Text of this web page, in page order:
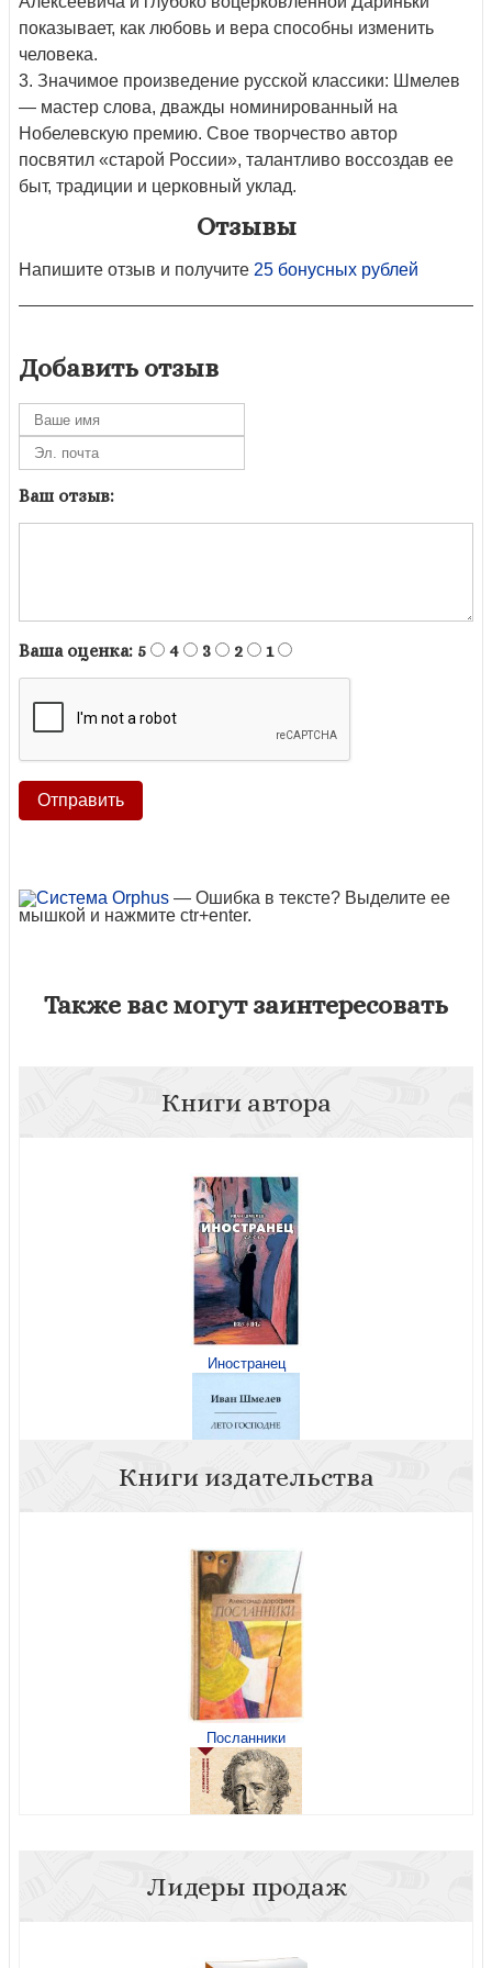
показывает, как любовь и вера способны изменить
человека.
3. Значимое произведение русской классики: Шмелев
— мастер слова, дважды номинированный на
Нобелевскую премию. Свое творчество автор
посвятил «старой России», талантливо воссоздав ее
быт, традиции и церковный уклад.
Отзывы
Напишите отзыв и получите 25 бонусных рублей
Добавить отзыв
Ваш отзыв:
Ваша оценка: 5 4 3 2 1
— Ошибка в тексте? Выделите ее
мышкой и нажмите ctr+enter.
Также вас могут заинтересовать
Книги автора
Иностранец
Лето Господне (2023. Книги Ивана Шмелева, Омега-Л)
Шмелев И. Птицы Божии
Воскресения день. Пасхальные рассказы
Книги издательства
Посланники
философия, покет)
Лидеры продаж